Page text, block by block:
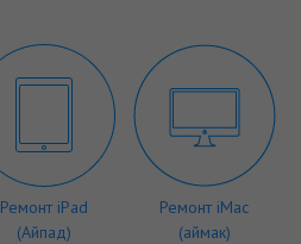
Ремонт iPad
(Айпад)
Ремонт iMac
(аймак)